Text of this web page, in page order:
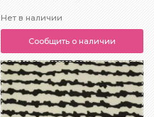
Нет в наличии
Сообщить о наличии